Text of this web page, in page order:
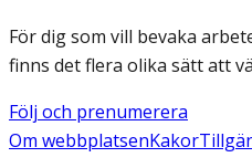
För dig som vill bevaka
finns det flera olika sätt att
Följ och prenumerera
Om webbplatsenKakor